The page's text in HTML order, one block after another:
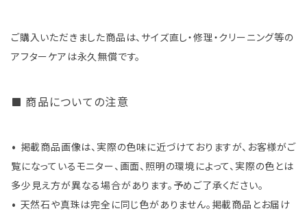
ご購入いただきました商品は、サイズ直し・修理・クリーニング等の
アフターケアは永久無償です。
商品についての注意
• 掲載商品画像は、実際の色味に近づけておりますが、お客様がご
覧になっているモニター、画面、照明の環境によって、実際の色とは
多少見え方が異なる場合があります。予めご了承ください。
• 天然石や真珠は完全に同じ色がありません。掲載商品とお届け